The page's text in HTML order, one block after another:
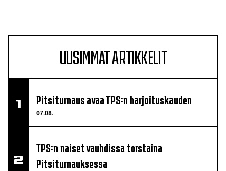
UUSIMMAT ARTIKKELIT
07.08.
Pitsiturnaus avaa TPS:n harjoituskauden
TPS:n naiset vauhdissa torstaina
Pitsiturnauksessa